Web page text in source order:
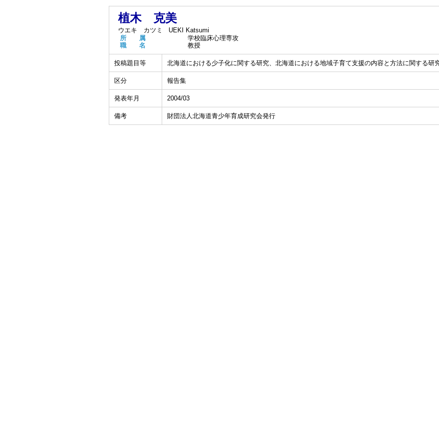
植木 克美
ウエキ カツミ
UEKI Katsumi
所 属
学校臨床心理専攻
職 名
教授
投稿題目等 北海道における少子化に関する研究、北海道における地域子育て支援の内容と方法に関する
区分 報告集
発表年月 2004/03
備考 財団法人北海道青少年育成研究会発行